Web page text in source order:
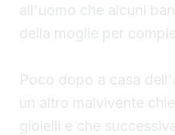
all'uomo che alcuni
della moglie per
Poco dopo a casa
un altro malvivente
gioielli e che